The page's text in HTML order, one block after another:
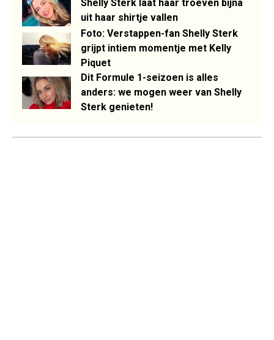
Shelly Sterk laat haar troeven bijna
uit haar shirtje vallen
Foto: Verstappen-fan Shelly Sterk
grijpt intiem momentje met Kelly
Piquet
Dit Formule 1-seizoen is alles
anders: we mogen weer van Shelly
Sterk genieten!